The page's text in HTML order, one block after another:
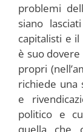
problemi
siano
capitalisti e
è suo
propri
richiede una
e
politico e